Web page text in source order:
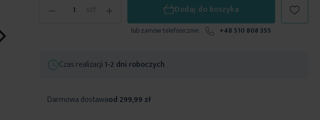
- szt. + Dodaj do koszyka
lub zamów telefonicznie: +48 510 808 355
Czas realizacji1-2 dni roboczych
Darmowa dostawaod 299,99 zł